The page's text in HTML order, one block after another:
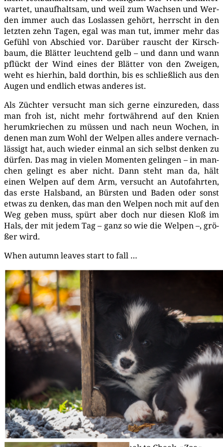
war­tet, unauf­halt­sam, und weil zum Wach­sen und Wer­
den immer auch das Los­las­sen gehört, herrscht in den
letz­ten zehn Tagen, egal was man tut, immer mehr das
Gefühl von Abschied vor. Dar­über rauscht der Kirsch­
baum, die Blät­ter leuch­tend gelb – und dann und wann
pflückt der Wind eines der Blät­ter von den Zwei­gen,
weht es hier­hin, bald dort­hin, bis es schließ­lich aus den
Augen und end­lich etwas ande­res ist.
Als Züch­ter ver­sucht man sich ger­ne ein­zu­re­den, dass
man froh ist, nicht mehr fort­wäh­rend auf den Knien
her­um­krie­chen zu müs­sen und nach neun Wochen, in
denen man zum Wohl der Wel­pen alles ande­re ver­nach­
läs­sigt hat, auch wie­der ein­mal an sich selbst den­ken zu
dür­fen. Das mag in vie­len Momen­ten gelin­gen – in man­
chen gelingt es aber nicht. Dann steht man da, hält
einen Wel­pen auf dem Arm, ver­sucht an Auto­fahr­ten,
das ers­te Hals­band, an Bürs­ten und Baden oder sonst
etwas zu den­ken, das man den Wel­pen noch mit auf den
Weg geben muss, spürt aber doch nur die­sen Kloß im
Hals, der mit jedem Tag – ganz so wie die Wel­pen –, grö­
ßer wird.
When autumn lea­ves start to fall …